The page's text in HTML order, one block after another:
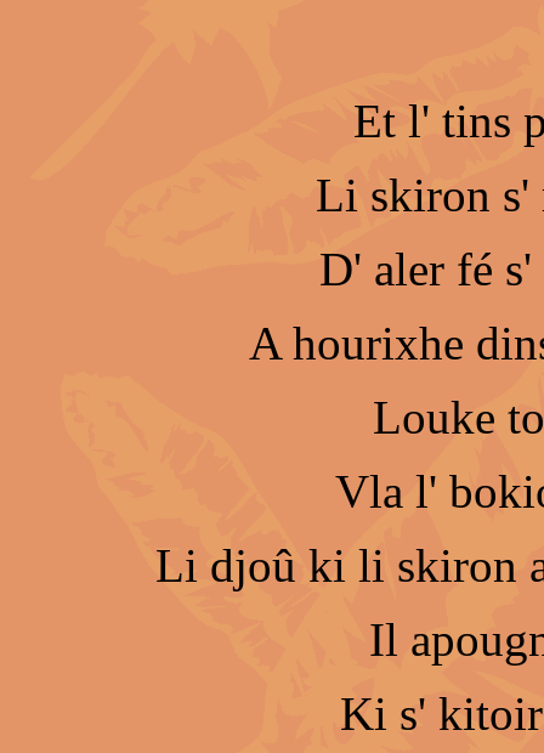
Et l' tins
Li skiron s'
D' aler fé
A hourixhe
Louke
Vla l'
Li djoû ki li skiron
Il
Ki s'